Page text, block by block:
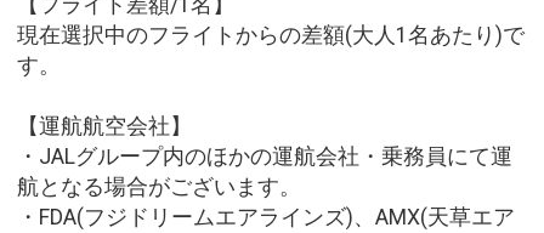
現在選択中のフライトからの差額(大人1名あたり)で
す。
【運航航空会社】
・JALグループ内のほかの運航会社・乗務員にて運
航となる場合がございます。
・FDA(フジドリームエアラインズ)、AMX(天草エア